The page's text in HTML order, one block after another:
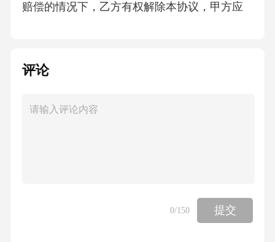
赔偿的情况下，乙方有权解除本协议，甲方应
按照市场租金标准计算的租金），同时赔偿乙
约定的时间将该房产交付给乙方，每逾期一
方已支付的全部购房款（扣除乙方已使用该房
产期间按照市场租金标准计算的租金），同时
评论
0/150 提交